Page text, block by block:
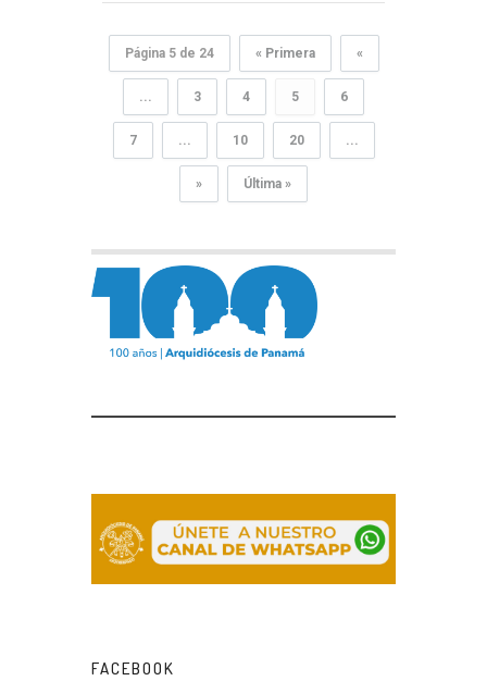
Página 5 de 24 « Primera «
... 3 4 5 6
7 ... 10 20 ...
» Última »
FACEBOOK